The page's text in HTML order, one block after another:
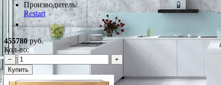
Производитель:
Restart
*Наличие уточняйте у менеджера
455780руб.
Кол-во:
−
+
Купить